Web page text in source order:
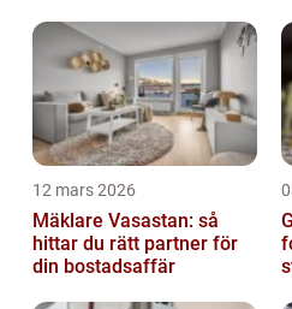
12 mars 2026
Mäklare Vasastan: så
hittar du rätt partner för
din bostadsaffär